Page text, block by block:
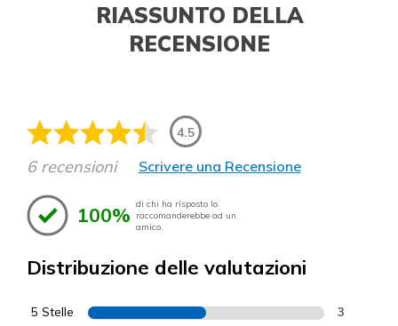
RIASSUNTO DELLA
RECENSIONE
4.5
6 recensioni Scrivere una Recensione
100% di chi ha risposto lo
raccomanderebbe ad un
amico.
Distribuzione delle valutazioni
5 Stelle 3